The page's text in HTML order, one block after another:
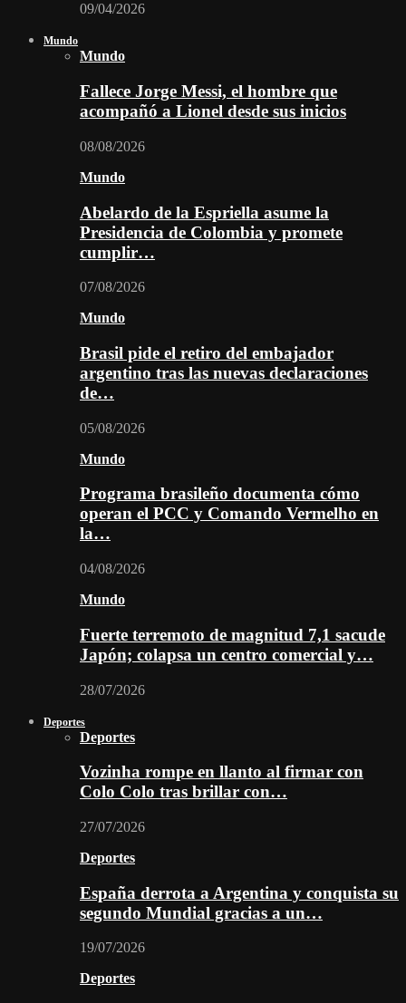
09/04/2026
Mundo
Mundo
Fallece Jorge Messi, el hombre que
acompañó a Lionel desde sus inicios
08/08/2026
Mundo
Abelardo de la Espriella asume la
Presidencia de Colombia y promete
cumplir…
07/08/2026
Mundo
Brasil pide el retiro del embajador
argentino tras las nuevas declaraciones
de…
05/08/2026
Mundo
Programa brasileño documenta cómo
operan el PCC y Comando Vermelho en
la…
04/08/2026
Mundo
Fuerte terremoto de magnitud 7,1 sacude
Japón; colapsa un centro comercial y…
28/07/2026
Deportes
Deportes
Vozinha rompe en llanto al firmar con
Colo Colo tras brillar con…
27/07/2026
Deportes
España derrota a Argentina y conquista su
segundo Mundial gracias a un…
19/07/2026
Deportes